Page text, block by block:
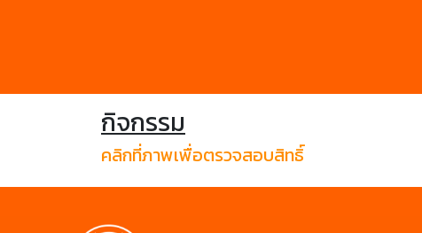
กิจกรรม
คลิกที่ภาพเพื่อตรวจสอบสิทธิ์